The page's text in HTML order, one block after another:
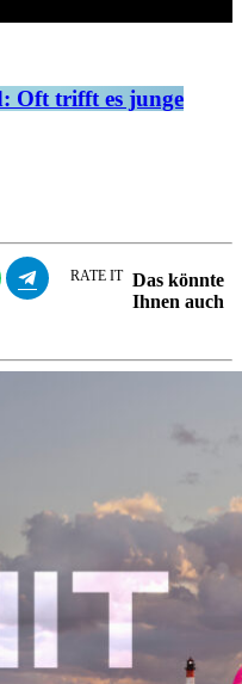
Oft trifft es junge
RATE IT Das könnte
Ihnen auch